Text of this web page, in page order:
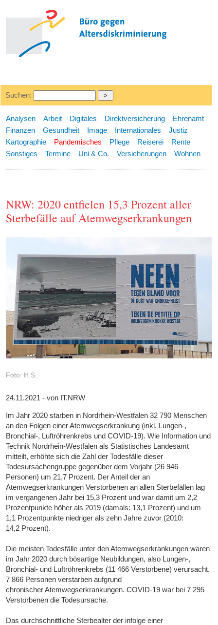
Suchen:
Analysen Arbeit Digitales Direktversicherung
Ehrenamt
Finanzen
Gesundheit Image Internationales
Justiz
Kartographie
Pandemisches Pflege Reiserei
Rente
Sonstiges
Termine Uni & Co. Versicherungen Wohnen
NRW: 2020 entfielen 15,3 Prozent aller
Sterbefälle auf Atemwegserkrankungen
Foto: H.S.
24.11.2021 - von IT.NRW
Im Jahr 2020 starben in Nordrhein-Westfalen 32 790 Menschen
an den Folgen einer Atemwegserkrankung (inkl. Lungen-,
Bronchial-, Luftröhrenkrebs und COVID-19). Wie Information und
Technik Nordrhein-Westfalen als Statistisches Landesamt
mitteilt, erhöhte sich die Zahl der Todesfälle dieser
Todesursachengruppe gegenüber dem Vorjahr (26 946
Personen) um 21,7 Prozent. Der Anteil der an
Atemwegserkrankungen Verstorbenen an allen Sterbefällen lag
im vergangenen Jahr bei 15,3 Prozent und war damit um 2,2
Prozentpunkte höher als 2019 (damals: 13,1 Prozent) und um
1,1 Prozentpunkte niedriger als zehn Jahre zuvor (2010:
14,2 Prozent).
Die meisten Todesfälle unter den Atemwegserkrankungen waren
im Jahr 2020 durch bösartige Neubildungen, also Lungen-,
Bronchial- und Luftröhrenkrebs (11 466 Verstorbene) verursacht.
7 866 Personen verstarben aufgrund
chronischer Atemwegserkrankungen. COVID-19 war bei 7 295
Verstorbenen die Todesursache.
Das durchschnittliche Sterbealter der infolge einer